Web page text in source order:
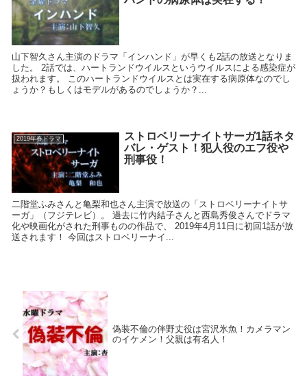
山下智久さん主演のドラマ「インハンド」が早くも2話の放送となりま
した。 2話では、ハートランドウイルスというウイルスによる感染症が
扱われます。 このハートランドウイルスとは実在する病原体なのでし
ょうか？もしくはモデルがあるのでしょうか？...
2019年春ドラマ
ストロベリーナイトサーガ1話ネタ
バレ・ゲスト！犯人役のエフ役や
刑事役！
二階堂ふみさんと亀梨和也さん主演で放送の「ストロベリーナイトサ
ーガ」（フジテレビ）。 過去に竹内結子さんと西島秀俊さんでドラマ
化や映画化がされた刑事ものの作品で、 2019年4月11日に初回1話が放
送されます！ 今回はストロベリーナイ...
偽装不倫の伴野丈役は宮沢氷魚！カメラマン
のイケメン！父親は有名人！